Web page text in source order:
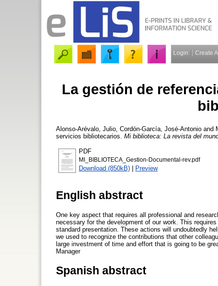
Login Create
La gestión de
Alonso-Arévalo, Julio Cordón-García, José-Antonio and
servicios bibliotecarios. Mi biblioteca: La revista del
PDF
MI_BIBLIOTECA_Gestion-Documental-rev.pdf
Download (850kB) | Preview
English abstract
One key aspect that requires all professional and
necessary for the development of our work. This
standard presentation. These actions will undoubtedly
we used to recognize the contributions that other
large investment of time and effort that is going to be
Manager
Spanish abstract